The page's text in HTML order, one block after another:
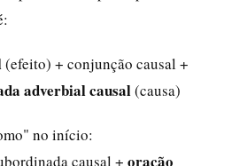
(efeito) + conjunção causal +
adverbial causal(causa)
no início:
causal + oração